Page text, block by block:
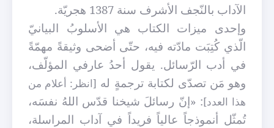
الآداب بالنّجف الأشرف سنة 1387 هجريّة.
وإحدى ميزات الكتاب هي الأسلوبُ البيانيّ
الّذي كُتِبَت مادّته فيه، حتّى أضحى وثيقةً مهمّةً
في أدب الرّسائل. يقول أحدُ عارفي المؤلّف،
وهو مَن تصدّى لكتابة ترجمةٍ له [انظر: أعلام من
هذا العدد]: «إنّ رسائلَ شيخنا قدّس اللهُ نفسَه،
تُمثّل أنموذجاً عالياً فريداً في آداب المراسلة،